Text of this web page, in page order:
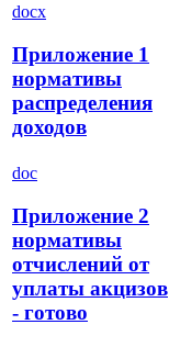
docx
Приложение 1
нормативы
распределения
доходов
doc
Приложение 2
нормативы
отчислений от
уплаты акцизов
- готово